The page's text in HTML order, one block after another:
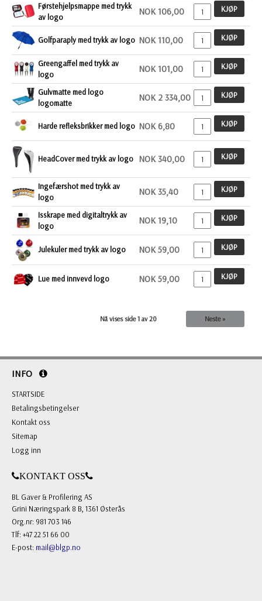
Førstehjelpsmappe med trykk
av logo
NOK 106,00 KJØP
Golfparaply med trykk av logo NOK 110,00 KJØP
Greengaffel med trykk av
logo
NOK 101,00 KJØP
Gulvmatte med logo
logomatte
NOK 2 334,00 KJØP
Harde refleksbrikker med logo NOK 6,80 KJØP
HeadCover med trykk av logo NOK 340,00 KJØP
Ingefærshot med trykk av
logo
NOK 35,40 KJØP
Isskrape med digitaltrykk av
logo
NOK 19,10 KJØP
Julekuler med trykk av logo NOK 59,00 KJØP
Lue med innvevd logo NOK 59,00 KJØP
Nå vises side1av 20 Neste »
INFO
STARTSIDE
Betalingsbetingelser
Kontakt oss
Sitemap
Logg inn
KONTAKT OSS
BL Gaver & Profilering AS
Grini Næringspark 8 B, 1361 Østerås
Org.nr: 981 703 146
Tlf: +47 22 51 66 00
E-post: mail@blgp.no